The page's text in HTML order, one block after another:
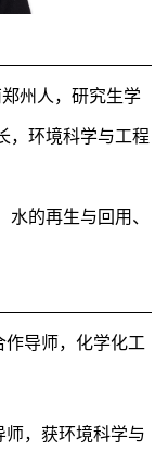
州人，研究生学
，环境科学与工程
的再生与回用、
作导师，化学化工
师，获环境科学与